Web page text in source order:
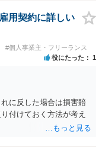
用契約に詳しい
#個人事業主・フリーランス
役にたった 1
に反した場合は損害賠
付けておく方法が考え